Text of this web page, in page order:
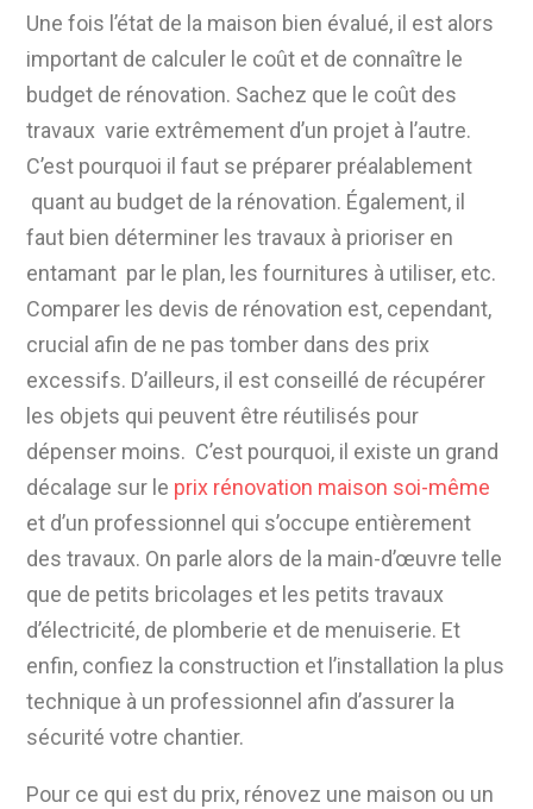
Une fois l’état de la maison bien évalué, il est alors
important de calculer le coût et de connaître le
budget de rénovation. Sachez que le coût des
travaux varie extrêmement d’un projet à l’autre.
C’est pourquoi il faut se préparer préalablement
quant au budget de la rénovation. Également, il
faut bien déterminer les travaux à prioriser en
entamant par le plan, les fournitures à utiliser, etc.
Comparer les devis de rénovation est, cependant,
crucial afin de ne pas tomber dans des prix
excessifs. D’ailleurs, il est conseillé de récupérer
les objets qui peuvent être réutilisés pour
dépenser moins. C’est pourquoi, il existe un grand
décalage sur le prix rénovation maison soi-même
et d’un professionnel qui s’occupe entièrement
des travaux. On parle alors de la main-d’œuvre telle
que de petits bricolages et les petits travaux
d’électricité, de plomberie et de menuiserie. Et
enfin, confiez la construction et l’installation la plus
technique à un professionnel afin d’assurer la
sécurité votre chantier.
Pour ce qui est du prix, rénovez une maison ou un